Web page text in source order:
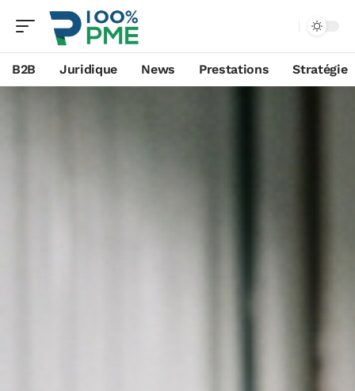
B2B Juridique News Prestations Stratégie